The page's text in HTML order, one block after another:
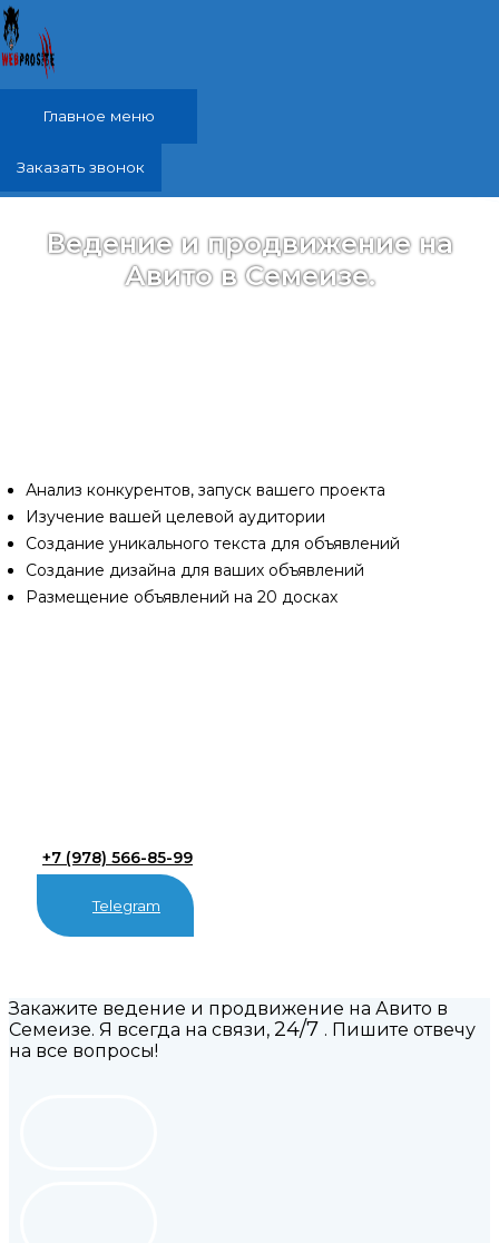
Перейти к содержимому
Главное меню
Заказать звонок
Ведение и продвижение на
Авито в Семеизе.
Анализ конкурентов, запуск вашего проекта
Изучение вашей целевой аудитории
Создание уникального текста для объявлений
Создание дизайна для ваших объявлений
Размещение объявлений на 20 досках
+7 (978) 566-85-99
Telegram
Закажите ведение и продвижение на Авито в
Семеизе. Я всегда на связи, 24/7 . Пишите отвечу
на все вопросы!